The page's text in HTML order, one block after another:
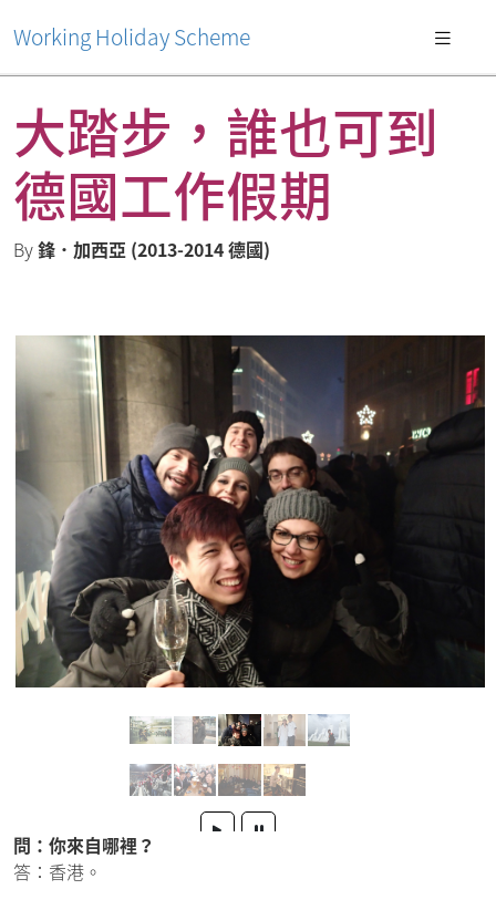
Working Holiday Scheme
大踏步，誰也可到
德國工作假期
By鋒．加西亞 (2013-2014 德國)
問：你來自哪裡？
答：香港。